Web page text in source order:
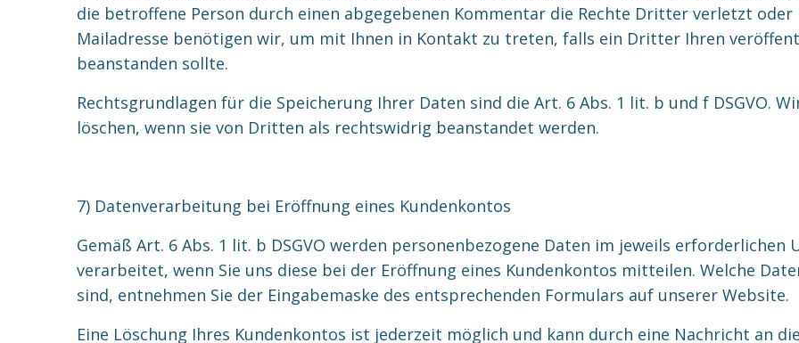
die betroffene Person durch einen abgegebenen Kommentar die Rechte Dritter verletzt
Mailadresse benötigen wir, um mit Ihnen in Kontakt zu treten, falls ein Dritter Ihren
beanstanden sollte.
Rechtsgrundlagen für die Speicherung Ihrer Daten sind die Art. 6 Abs. 1 lit. b und f DSGVO.
löschen, wenn sie von Dritten als rechtswidrig beanstandet werden.
7) Datenverarbeitung bei Eröffnung eines Kundenkontos
Gemäß Art. 6 Abs. 1 lit. b DSGVO werden personenbezogene Daten im jeweils
verarbeitet, wenn Sie uns diese bei der Eröffnung eines Kundenkontos mitteilen. Welche
sind, entnehmen Sie der Eingabemaske des entsprechenden Formulars auf unserer Website.
Eine Löschung Ihres Kundenkontos ist jederzeit möglich und kann durch eine Nachricht an